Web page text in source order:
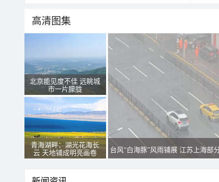
高清图集
北京能见度不佳 远眺城
市一片朦胧
青海湖畔：湖光花海长
云 天地铺成明亮画卷
台风“白海豚”风雨铺展 江苏上海部